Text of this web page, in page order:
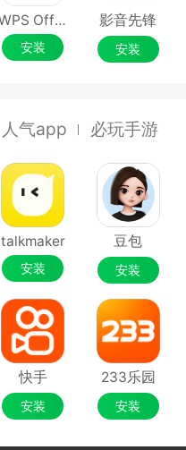
WPS Office
安装
影音先锋
安装
人气app 必玩手游
talkmaker
安装
豆包
安装
快手
安装
233乐园
安装